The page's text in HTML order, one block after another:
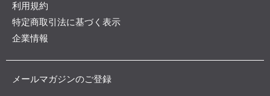
利用規約
特定商取引法に基づく表示
企業情報
メールマガジンのご登録